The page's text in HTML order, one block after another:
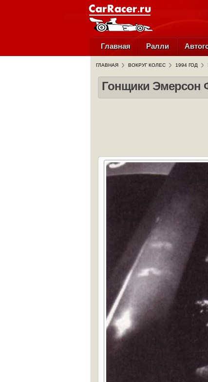
Главная Ралли
ГЛАВНАЯ ВОКРУГ КОЛЕС 1994 ГОД
Гонщики Эмерсон